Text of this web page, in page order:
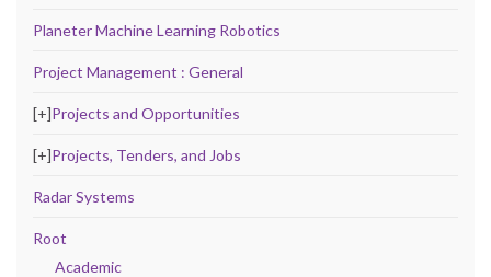
Planeter Machine Learning Robotics
Project Management : General
[+]Projects and Opportunities
[+]Projects, Tenders, and Jobs
Radar Systems
Root
Academic